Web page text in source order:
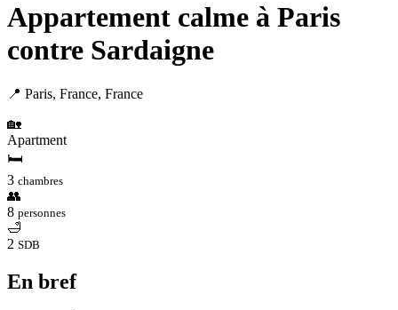
Appartement calme à Paris
contre Sardaigne
📍 Paris, France, France
🏡
Apartment
🛏
3 chambres
👥
8 personnes
🛁
2 SDB
En bref